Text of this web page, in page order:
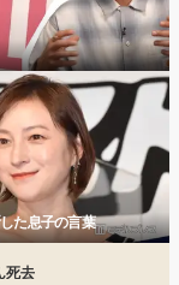
た息子の言葉
死去